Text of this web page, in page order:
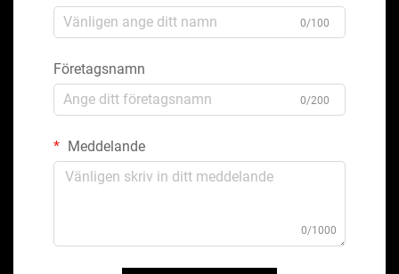
0/100
Företagsnamn
0/200
Meddelande
0/1000